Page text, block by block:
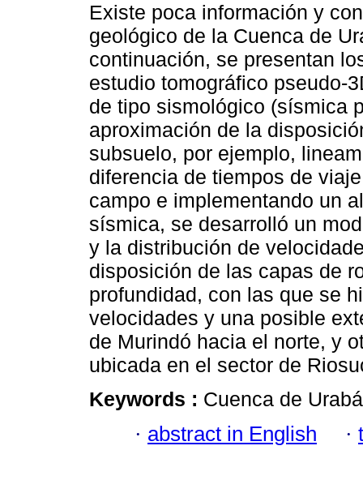
Existe poca información y
geológico de la Cuenca de
continuación, se presentan
estudio tomográfico pseudo-
de tipo sismológico (sísmica
aproximación de la
subsuelo, por ejemplo,
diferencia de tiempos de
campo e implementando un
sísmica, se desarrolló un
y la distribución de
disposición de las capas de
profundidad, con las que se
velocidades y una posible
de Murindó hacia el norte, y
ubicada en el sector de
Keywords : Cuenca de
· abstract in English ·